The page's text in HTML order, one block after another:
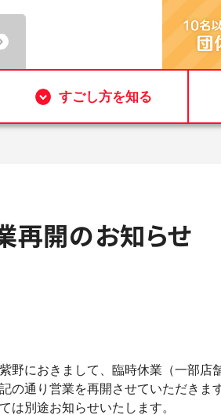
すごし方を知る
再開のお知らせ
野におきまして、臨時休業（一部店
の通り営業を再開させていただきます
は別途お知らせいたします。